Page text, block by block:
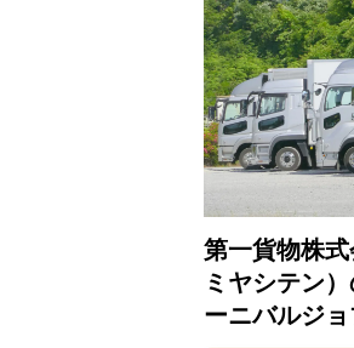
第一貨物株
ミヤシテン
ーニバルジ